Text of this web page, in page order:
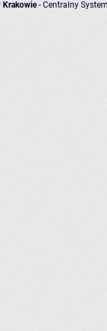
Krakowie- Centralny